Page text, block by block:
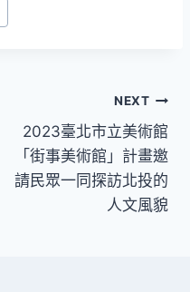
NEXT
2023臺北市立美術館
「街事美術館」計畫邀
請民眾一同探訪北投的
人文風貌